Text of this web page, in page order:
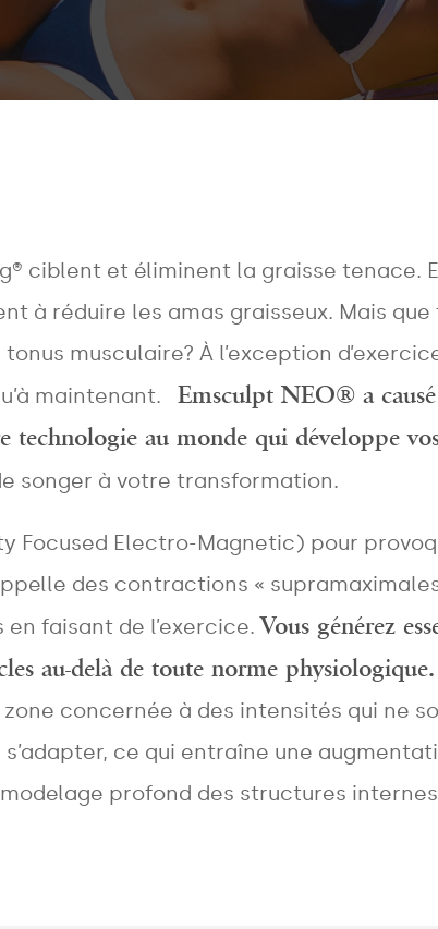
ciblent et éliminent la graisse tenace.
réduire les amas graisseux. Mais que
musculaire? À l’exception
maintenant. Emsculpt NEO® a
au monde qui développe
songer à votre transformation.
Focused Electro-Magnetic) pour
des contractions «
faisant de l’exercice. Vous générez
au-delà de toute norme physiologique.
concernée à des intensités qui ne
ce qui entraîne une
profond des structures